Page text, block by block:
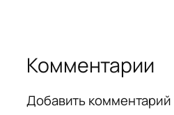
Комментарии
Добавить комментарий